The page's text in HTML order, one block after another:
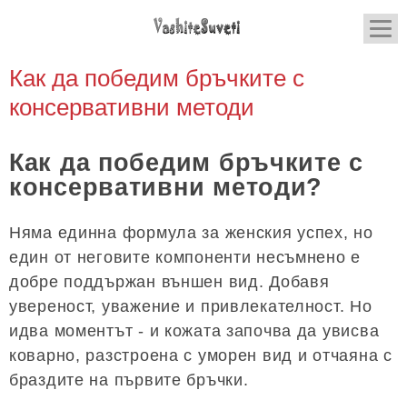
Как да победим бръчките с
консервативни методи
Как да победим бръчките с
консервативни методи?
Няма единна формула за женския успех, но
един от неговите компоненти несъмнено е
добре поддържан външен вид. Добавя
увереност, уважение и привлекателност. Но
идва моментът - и кожата започва да увисва
коварно, разстроена с уморен вид и отчаяна с
браздите на първите бръчки.